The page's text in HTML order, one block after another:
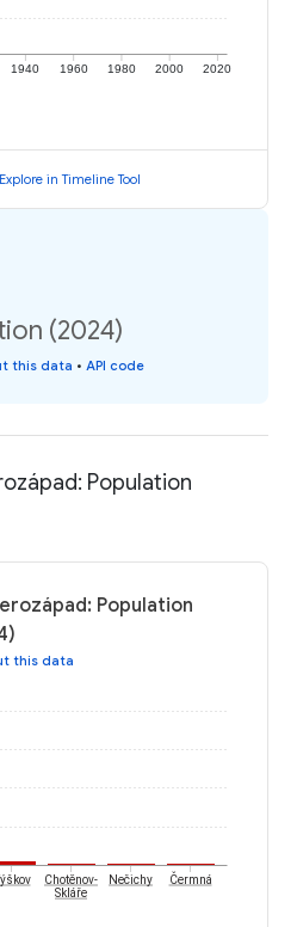
1940 1960 1980 2000 2020
Explore in Timeline Tool
(2024)
this data • API code
Population
Population
this data
Chotěnov-
Skláře
Nečichy Čermná